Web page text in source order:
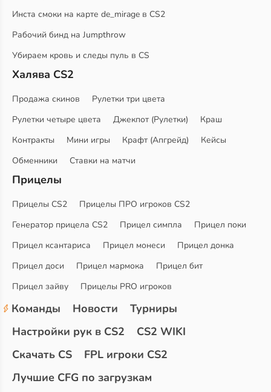
Инста смоки на карте de_mirage в CS2
Рабочий бинд на Jumpthrow
Убираем кровь и следы пуль в CS
Халява CS2
Продажа скинов
Рулетки три цвета
Рулетки четыре цвета
Джекпот (Рулетки)
Краш
Контракты
Мини игры Крафт (Апгрейд)
Кейсы
Обменники
Ставки на матчи
Прицелы
Прицелы CS2
Прицелы ПРО игроков CS2
Генератор прицела CS2
Прицел симпла
Прицел поки
Прицел ксантариса
Прицел монеси
Прицел донка
Прицел доси
Прицел мармока
Прицел бит
Прицел зайву
Прицелы PRO игроков
Команды Новости
Турниры
Настройки рук в CS2
CS2 WIKI
Скачать CS
FPL игроки CS2
Лучшие CFG по загрузкам